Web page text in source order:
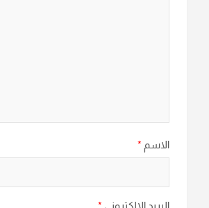
الاسم *
البريد الإلكتروني *